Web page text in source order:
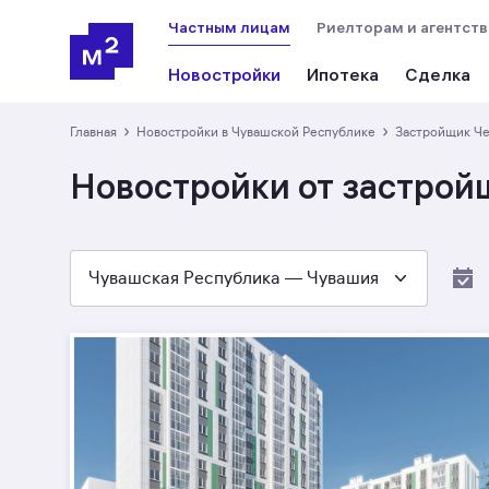
Частным лицам
Новостройки Ипотека Сделка
Риелторам и
Главная › Новостройки в Чувашской Республике › Застройщик
Новостройки от
Чувашская Республика — Чувашия